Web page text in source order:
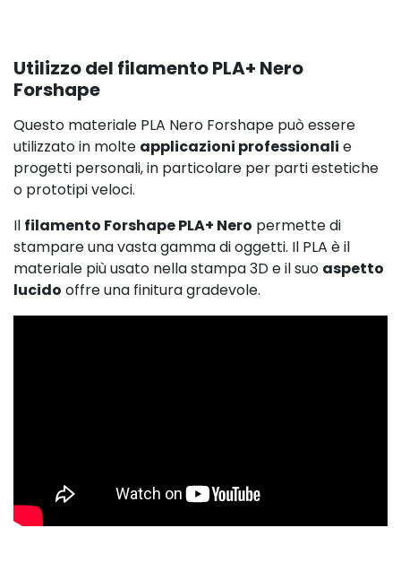
29,08
29,90
Utilizzo del filamento PLA+ Nero
Forshape
Questo materiale PLA Nero Forshape può essere
utilizzato in molte applicazioni professionali e
progetti personali, in particolare per parti estetiche
o prototipi veloci.
Il filamento Forshape PLA+ Nero permette di
stampare una vasta gamma di oggetti. Il PLA è il
materiale più usato nella stampa 3D e il suo aspetto
lucido offre una finitura gradevole.